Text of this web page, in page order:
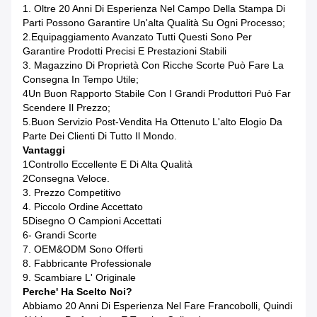
1. Oltre 20 Anni Di Esperienza Nel Campo Della Stampa Di
Parti Possono Garantire Un'alta Qualità Su Ogni Processo;
2.Equipaggiamento Avanzato Tutti Questi Sono Per
Garantire Prodotti Precisi E Prestazioni Stabili
3. Magazzino Di Proprietà Con Ricche Scorte Può Fare La
Consegna In Tempo Utile;
4Un Buon Rapporto Stabile Con I Grandi Produttori Può Far
Scendere Il Prezzo;
5.Buon Servizio Post-Vendita Ha Ottenuto L'alto Elogio Da
Parte Dei Clienti Di Tutto Il Mondo.
Vantaggi
1Controllo Eccellente E Di Alta Qualità
2Consegna Veloce.
3. Prezzo Competitivo
4. Piccolo Ordine Accettato
5Disegno O Campioni Accettati
6- Grandi Scorte
7. OEM&ODM Sono Offerti
8. Fabbricante Professionale
9. Scambiare L' Originale
Perche' Ha Scelto Noi?
Abbiamo 20 Anni Di Esperienza Nel Fare Francobolli, Quindi